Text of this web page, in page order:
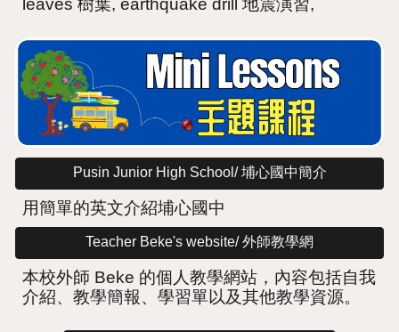
leaves 樹葉, earthquake drill 地震演習,
Pusin Junior High School/ 埔心國中簡介
用簡單的英文介紹埔心國中
Teacher Beke's website/ 外師教學網
本校外師 Beke 的個人教學網站，內容包括自我
介紹、教學簡報、學習單以及其他教學資源。